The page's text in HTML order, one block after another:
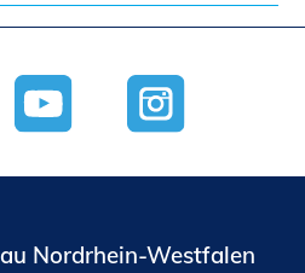
Nordrhein-Westfalen